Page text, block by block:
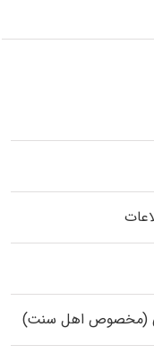
(مخصوص اهل سنت)